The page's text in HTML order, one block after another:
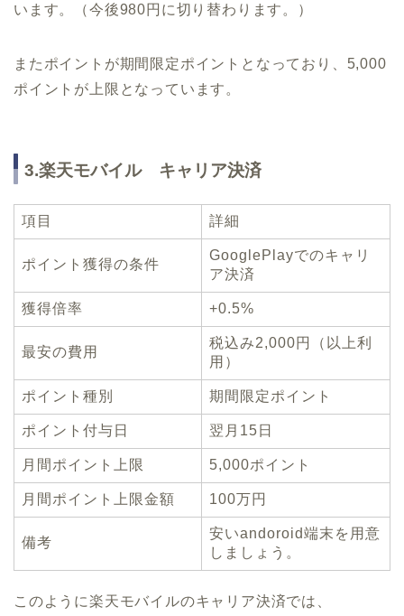
います。（今後980円に切り替わります。）
またポイントが期間限定ポイントとなっており、5,000
ポイントが上限となっています。
3.楽天モバイル キャリア決済
項目 詳細
ポイント獲得の条件
GooglePlayでのキャリ
ア決済
獲得倍率 +0.5%
最安の費用
税込み2,000円（以上利
用）
ポイント種別 期間限定ポイント
ポイント付与日 翌月15日
月間ポイント上限 5,000ポイント
月間ポイント上限金額 100万円
備考
安いandoroid端末を用意
しましょう。
このように楽天モバイルのキャリア決済では、